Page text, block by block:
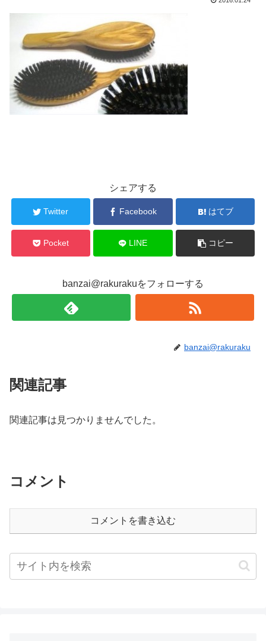
シェアする
Twitter Facebook はてブ
Pocket LINE コピー
banzai@rakurakuをフォローする
banzai@rakuraku
関連記事
関連記事は見つかりませんでした。
コメント
コメントを書き込む